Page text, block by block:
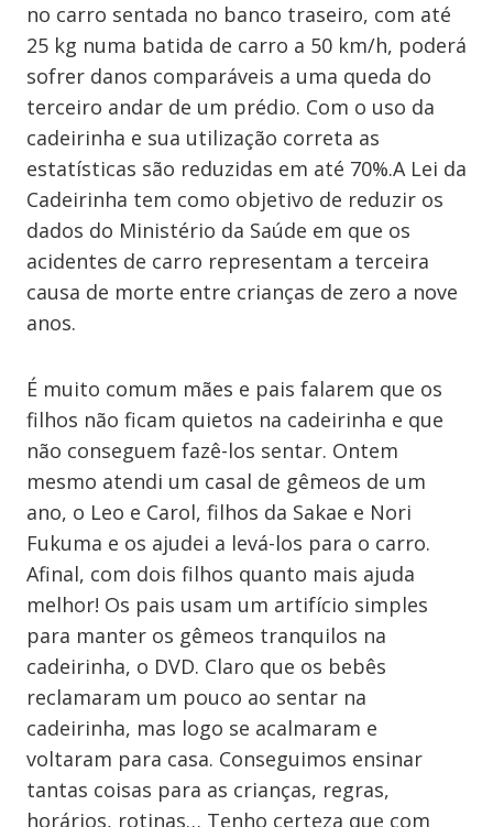
no carro sentada no banco traseiro, com até
25 kg numa batida de carro a 50 km/h, poderá
sofrer danos comparáveis a uma queda do
terceiro andar de um prédio. Com o uso da
cadeirinha e sua utilização correta as
estatísticas são reduzidas em até 70%.A Lei da
Cadeirinha tem como objetivo de reduzir os
dados do Ministério da Saúde em que os
acidentes de carro representam a terceira
causa de morte entre crianças de zero a nove
anos.
É muito comum mães e pais falarem que os
filhos não ficam quietos na cadeirinha e que
não conseguem fazê-los sentar. Ontem
mesmo atendi um casal de gêmeos de um
ano, o Leo e Carol, filhos da Sakae e Nori
Fukuma e os ajudei a levá-los para o carro.
Afinal, com dois filhos quanto mais ajuda
melhor! Os pais usam um artifício simples
para manter os gêmeos tranquilos na
cadeirinha, o DVD. Claro que os bebês
reclamaram um pouco ao sentar na
cadeirinha, mas logo se acalmaram e
voltaram para casa. Conseguimos ensinar
tantas coisas para as crianças, regras,
horários, rotinas… Tenho certeza que com